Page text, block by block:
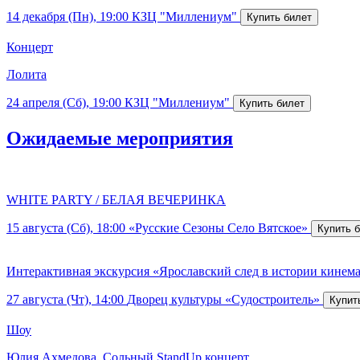
14 декабря (Пн), 19:00 КЗЦ "Миллениум"
Концерт
Лолита
24 апреля (Сб), 19:00 КЗЦ "Миллениум"
Ожидаемые мероприятия
WHITE PARTY / БЕЛАЯ ВЕЧЕРИНКА
15 августа (Сб), 18:00 «Русские Сезоны Село Вятское»
Интерактивная экскурсия «Ярославский след в истории
27 августа (Чт), 14:00 Дворец культуры «Судостроитель»
Шоу